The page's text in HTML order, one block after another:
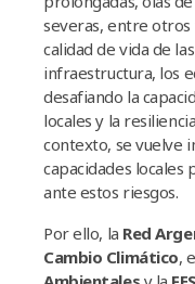
severas, entre otros
calidad de vida de
infraestructura, los
desafiando la
locales y la
contexto, se vuelve
capacidades
ante estos riesgos.
Por ello, la Red
Cambio Climático,